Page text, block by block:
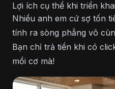
Lợi ích cụ thể khi triển
Nhiều anh em cứ sợ tốn
tính ra sòng phẳng vô
Bạn chỉ trả tiền khi có
mồi cơ mà!